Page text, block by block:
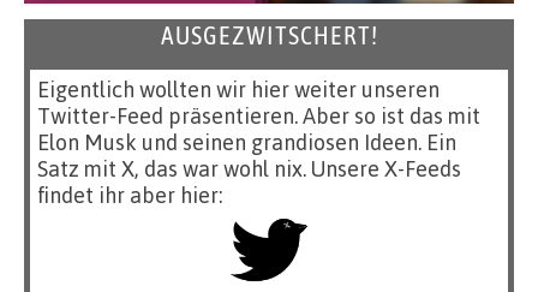
AUSGEZWITSCHERT!
Eigentlich wollten wir hier weiter unseren
Twitter-Feed präsentieren. Aber so ist das mit
Elon Musk und seinen grandiosen Ideen. Ein
Satz mit X, das war wohl nix. Unsere X-Feeds
findet ihr aber hier: